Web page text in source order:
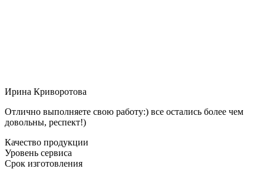
Ирина Криворотова
Отлично выполняете свою работу:) все остались более чем
довольны, респект!)
Качество продукции
Уровень сервиса
Срок изготовления